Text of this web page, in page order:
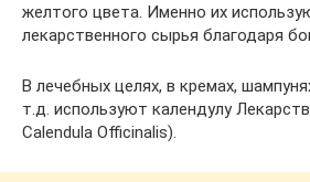
желтого цвета. Именно их
лекарственного сырья благодаря
В лечебных целях, в кремах,
т.д. используют календулу
Calendula Officinalis).